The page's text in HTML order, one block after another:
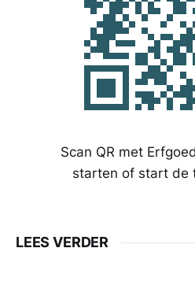
Scan QR met
starten of start de
LEES VERDER